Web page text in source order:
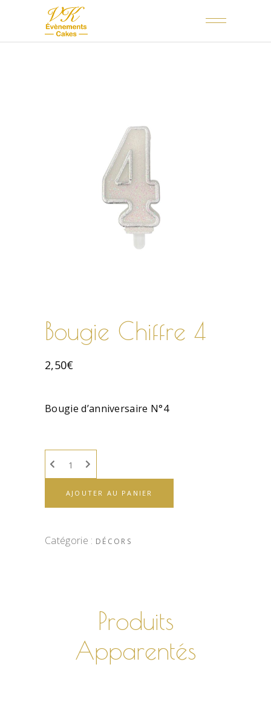
Bougie Chiffre 4
2,50€
Bougie d’anniversaire N°4
AJOUTER AU PANIER
Catégorie : DÉCORS
Produits
Apparentés